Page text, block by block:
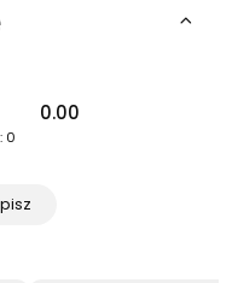
0.00
0